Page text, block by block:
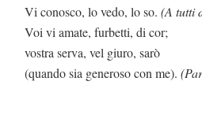
Vi conosco, lo vedo, lo so. (A tutti
Voi vi amate, furbetti, di cor;
vostra serva, vel giuro, sarò
(quando sia generoso con me).